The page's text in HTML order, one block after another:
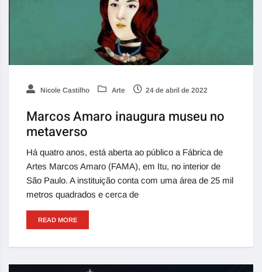
Nicole Castilho Arte 24 de abril de 2022
Marcos Amaro inaugura museu no
metaverso
Há quatro anos, está aberta ao público a Fábrica de
Artes Marcos Amaro (FAMA), em Itu, no interior de
São Paulo. A instituição conta com uma área de 25 mil
metros quadrados e cerca de
READ MORE